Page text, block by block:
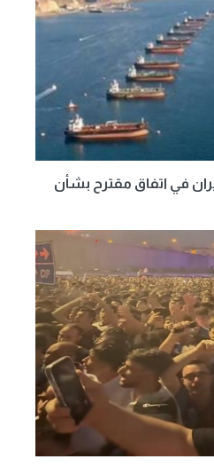
في اتفاق مقترح بشأن